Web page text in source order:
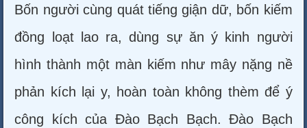
Bốn người cùng quát tiếng giận dữ, bốn kiếm
đồng loạt lao ra, dùng sự ăn ý kinh người
hình thành một màn kiếm như mây nặng nề
phản kích lại y, hoàn toàn không thèm để ý
công kích của Đào Bạch Bạch. Đào Bạch